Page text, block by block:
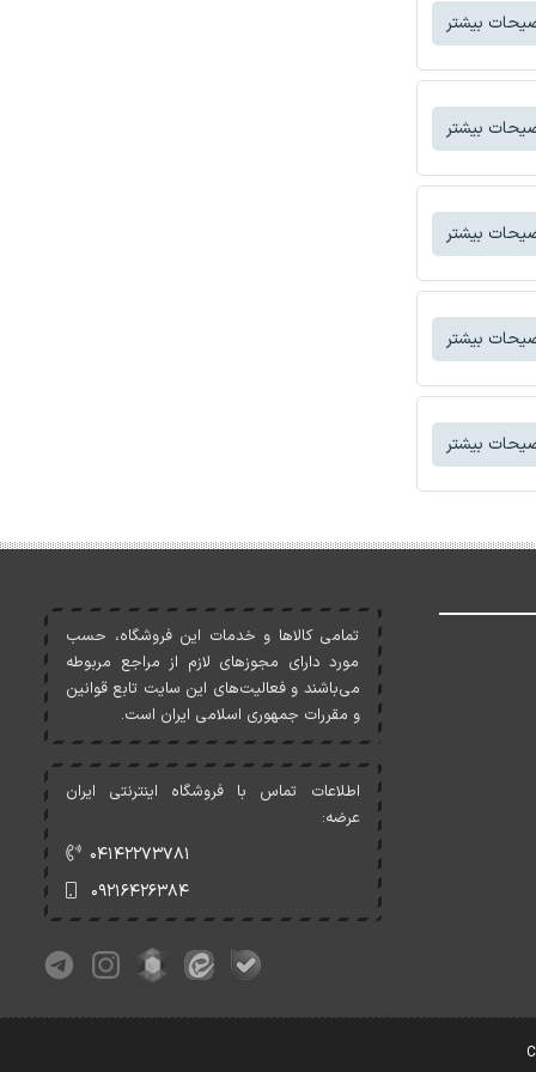
بیشتر
بیشتر
بیشتر
بیشتر
بیشتر
تمامی کالاها و خدمات اين فروشگاه، حسب
مورد دارای مجوزهای لازم از مراجع مربوطه
می‌باشند و فعاليت‌های اين سايت تابع قوانين
و مقررات جمهوری اسلامی ايران است.
اطلاعات تماس با فروشگاه اینترنتی ایران
عرضه:
۰۴۱۴۲۲۷۳۷۸۱
۰۹۲۱۶۴۲۶۳۸۴